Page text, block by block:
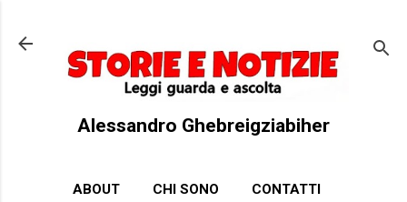
Alessandro Ghebreigziabiher
ABOUT CHI SONO CONTATTI